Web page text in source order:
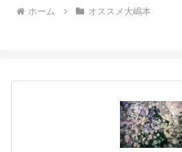
ホーム オススメ大嶋本